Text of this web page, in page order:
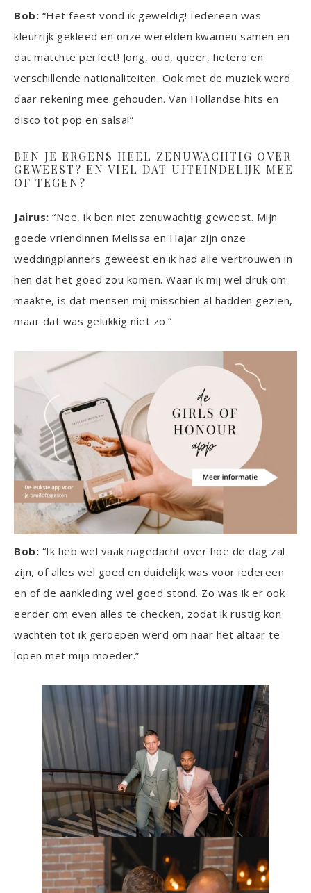
Bob: “Het feest vond ik geweldig! Iedereen was
kleurrijk gekleed en onze werelden kwamen samen en
dat matchte perfect! Jong, oud, queer, hetero en
verschillende nationaliteiten. Ook met de muziek werd
daar rekening mee gehouden. Van Hollandse hits en
disco tot pop en salsa!”
BEN JE ERGENS HEEL ZENUWACHTIG OVER
GEWEEST? EN VIEL DAT UITEINDELIJK MEE
OF TEGEN?
Jairus: “Nee, ik ben niet zenuwachtig geweest. Mijn
goede vriendinnen Melissa en Hajar zijn onze
weddingplanners geweest en ik had alle vertrouwen in
hen dat het goed zou komen. Waar ik mij wel druk om
maakte, is dat mensen mij misschien al hadden gezien,
maar dat was gelukkig niet zo.”
Bob: “Ik heb wel vaak nagedacht over hoe de dag zal
zijn, of alles wel goed en duidelijk was voor iedereen
en of de aankleding wel goed stond. Zo was ik er ook
eerder om even alles te checken, zodat ik rustig kon
wachten tot ik geroepen werd om naar het altaar te
lopen met mijn moeder.”